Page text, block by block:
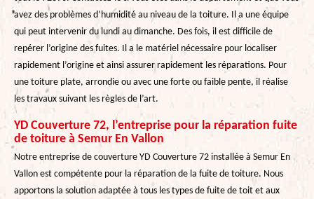
avez des problèmes d’humidité au niveau de la toiture. Il a une équipe
qui peut intervenir du lundi au dimanche. Des fois, il est difficile de
repérer l’origine des fuites. Il a le matériel nécessaire pour localiser
rapidement l’origine et ainsi assurer rapidement les réparations. Pour
une toiture plate, arrondie ou avec une forte ou faible pente, il réalise
les travaux suivant les règles de l’art.
YD Couverture 72, l’entreprise pour la réparation fuite
de toiture à Semur En Vallon
Notre entreprise de couverture YD Couverture 72 installée à Semur En
Vallon est compétente pour la réparation de la fuite de toiture. Nous
apportons la solution adaptée à tous les types de fuite de toit et aux